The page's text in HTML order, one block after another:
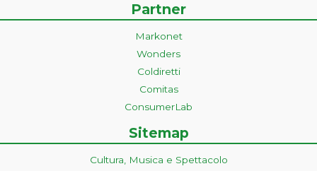
Partner
Markonet
Wonders
Coldiretti
Comitas
ConsumerLab
Sitemap
Cultura, Musica e Spettacolo